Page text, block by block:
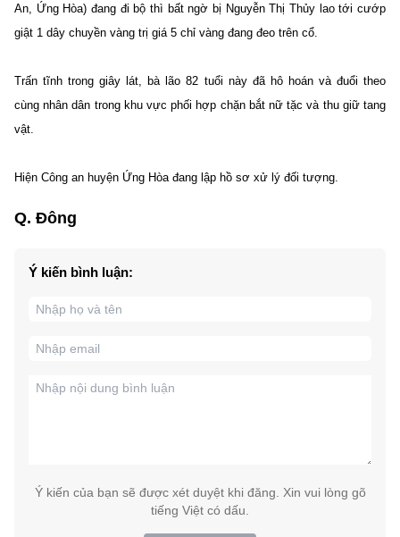
An, Ứng Hòa) đang đi bộ thì bất ngờ bị Nguyễn Thị Thủy lao tới cướp
giật 1 dây chuyền vàng trị giá 5 chỉ vàng đang đeo trên cổ.
Trấn tĩnh trong giây lát, bà lão 82 tuổi này đã hô hoán và đuổi theo
cùng nhân dân trong khu vực phối hợp chặn bắt nữ tặc và thu giữ tang
vật.
Hiện Công an huyện Ứng Hòa đang lập hồ sơ xử lý đối tượng.
Q. Đông
Ý kiến bình luận:
Ý kiến của bạn sẽ được xét duyệt khi đăng. Xin vui lòng gõ
tiếng Việt có dấu.